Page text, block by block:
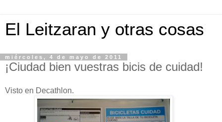
El Leitzaran y otras cosas
miércoles, 4 de mayo de 2011
¡Ciudad bien vuestras bicis de cuidad!
Visto en Decathlon.